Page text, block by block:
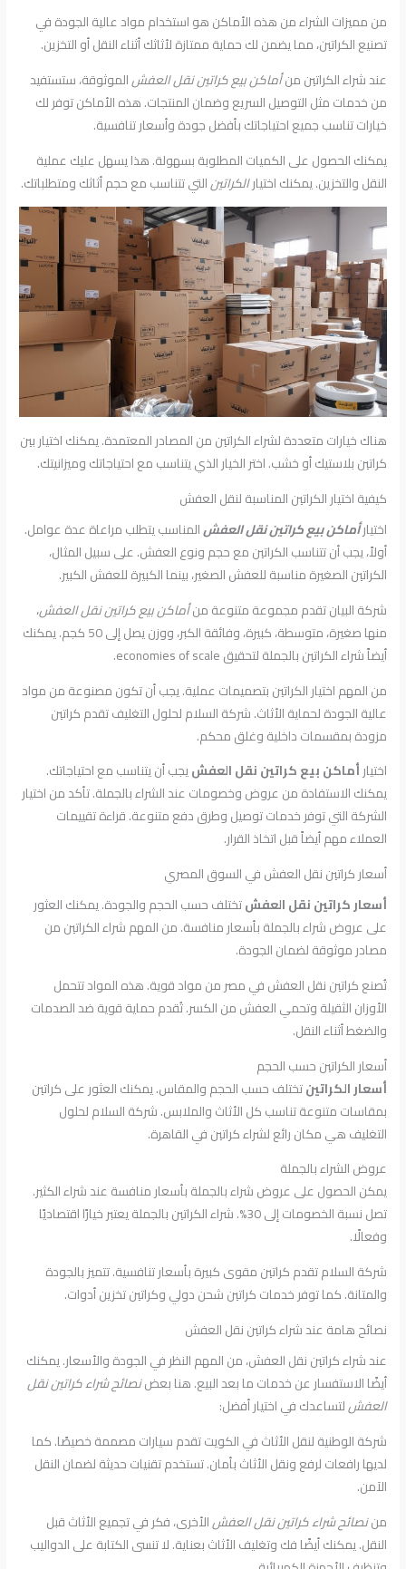
من مميزات الشراء من هذه الأماكن هو استخدام مواد عالية الجودة في
تصنيع الكراتين، مما يضمن لك حماية ممتازة لأثاثك أثناء النقل أو التخزين.
عند شراء الكراتين منأماكن بيع كراتين نقل العفشالموثوقة، ستستفيد
من خدمات مثل التوصيل السريع وضمان المنتجات. هذه الأماكن توفر لك
خيارات تناسب جميع احتياجاتك بأفضل جودة وأسعار تنافسية.
يمكنك الحصول على الكميات المطلوبة بسهولة. هذا يسهل عليك عملية
النقل والتخزين. يمكنك اختيارالكراتينالتي تتناسب مع حجم أثاثك ومتطلباتك.
هناك خيارات متعددة لشراء الكراتين من المصادر المعتمدة. يمكنك اختيار بين
كراتين بلاستيك أو خشب. اختر الخيار الذي يتناسب مع احتياجاتك وميزانيتك.
كيفية اختيار الكراتين المناسبة لنقل العفش
اختيارأماكن بيع كراتين نقل العفشالمناسب يتطلب مراعاة عدة عوامل.
أولاً، يجب أن تتناسب الكراتين مع حجم ونوع العفش. على سبيل المثال،
الكراتين الصغيرة مناسبة للعفش الصغير، بينما الكبيرة للعفش الكبير.
شركة البيان تقدم مجموعة متنوعة منأماكن بيع كراتين نقل العفش،
منها صغيرة، متوسطة، كبيرة، وفائقة الكبر، ووزن يصل إلى 50 كجم. يمكنك
أيضاً شراء الكراتين بالجملة لتحقيق economies of scale.
من المهم اختيار الكراتين بتصميمات عملية. يجب أن تكون مصنوعة من مواد
عالية الجودة لحماية الأثاث. شركة السلام لحلول التغليف تقدم كراتين
مزودة بمقسمات داخلية وغلق محكم.
اختيارأماكن بيع كراتين نقل العفشيجب أن يتناسب مع احتياجاتك.
يمكنك الاستفادة من عروض وخصومات عند الشراء بالجملة. تأكد من اختيار
الشركة التي توفر خدمات توصيل وطرق دفع متنوعة. قراءة تقييمات
العملاء مهم أيضاً قبل اتخاذ القرار.
أسعار كراتين نقل العفش في السوق المصري
أسعار كراتين نقل العفشتختلف حسب الحجم والجودة. يمكنك العثور
على عروض شراء بالجملة بأسعار منافسة. من المهم شراء الكراتين من
مصادر موثوقة لضمان الجودة.
تُصنع كراتين نقل العفش في مصر من مواد قوية. هذه المواد تتحمل
الأوزان الثقيلة وتحمي العفش من الكسر. تُقدم حماية قوية ضد الصدمات
والضغط أثناء النقل.
أسعار الكراتين حسب الحجم
أسعار الكراتينتختلف حسب الحجم والمقاس. يمكنك العثور على كراتين
بمقاسات متنوعة تناسب كل الأثاث والملابس. شركة السلام لحلول
التغليف هي مكان رائع لشراء كراتين في القاهرة.
عروض الشراء بالجملة
يمكن الحصول على عروض شراء بالجملة بأسعار منافسة عند شراء الكثير.
تصل نسبة الخصومات إلى 30%. شراء الكراتين بالجملة يعتبر خيارًا اقتصاديًا
وفعالًا.
شركة السلام تقدم كراتين مقوى كبيرة بأسعار تنافسية. تتميز بالجودة
والمتانة. كما توفر خدمات كراتين شحن دولي وكراتين تخزين أدوات.
نصائح هامة عند شراء كراتين نقل العفش
عند شراء كراتين نقل العفش، من المهم النظر في الجودة والأسعار. يمكنك
أيضًا الاستفسار عن خدمات ما بعد البيع. هنا بعضنصائح شراء كراتين نقل
العفشلتساعدك في اختيار أفضل:
شركة الوطنية لنقل الأثاث في الكويت تقدم سيارات مصممة خصيصًا. كما
لديها رافعات لرفع ونقل الأثاث بأمان. تستخدم تقنيات حديثة لضمان النقل
الآمن.
مننصائح شراء كراتين نقل العفشالأخرى، فكر في تجميع الأثاث قبل
النقل. يمكنك أيضًا فك وتغليف الأثاث بعناية. لا تنسى الكتابة على الدواليب